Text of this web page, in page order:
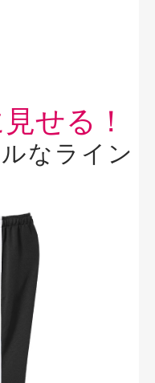
せる！
なライン